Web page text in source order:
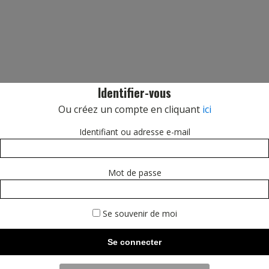
Identifier-vous
Ou créez un compte en cliquant ici
Identifiant ou adresse e-mail
Mot de passe
Se souvenir de moi